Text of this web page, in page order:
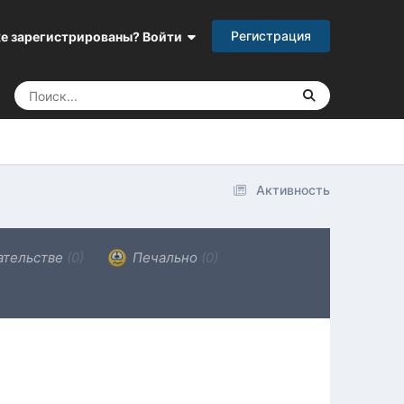
зарегистрированы? Войти Регистрация
Активность
(0) Печально (0)